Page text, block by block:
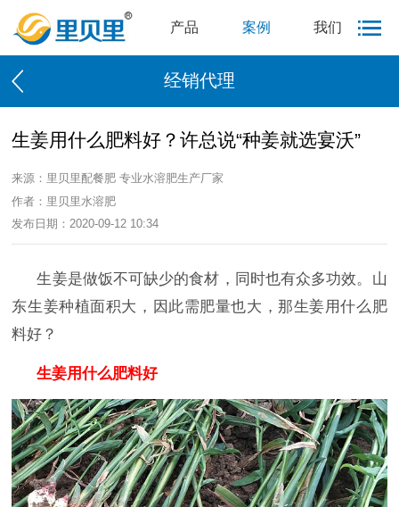
产品 案例 我们
经销代理
生姜用什么肥料好？许总说“种姜就选宴沃”
来源：里贝里配餐肥 专业水溶肥生产厂家
作者：里贝里水溶肥
发布日期：2020-09-12 10:34
生姜是做饭不可缺少的食材，同时也有众多功效。山
东生姜种植面积大，因此需肥量也大，那生姜用什么肥
料好？
生姜用什么肥料好